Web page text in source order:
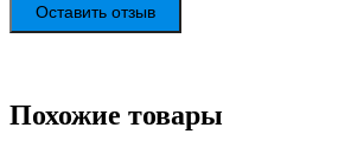
Оставить отзыв
Похожие товары